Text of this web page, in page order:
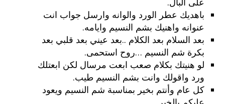
باهديك عطر الورد والوانه وارسل جواب انت
عنوانه واهنيك بشم النسيم وايامه.
بعد السلام بعد الكلام ..بعد عيني بعد قلبي بعد
بكرة شم النسيم …روح استحمى.
لو هنيتك بكلام صعب ابعت مرسال لكن ابعتلك
ورد واقولك وانت بشم النسيم طيب.
كل عام وأنتم بخير بمناسبة شم النسيم ويعود